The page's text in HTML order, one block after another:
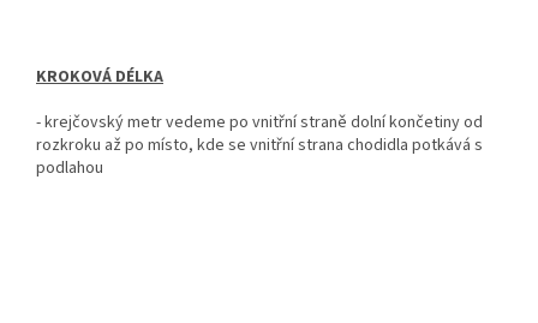
KROKOVÁ DÉLKA
-krejčovský metr vedeme po vnitřní straně dolní končetiny od
rozkroku až po místo, kde se vnitřní strana chodidla potkává s
podlahou